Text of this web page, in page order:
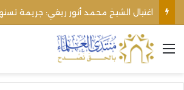
القائمة